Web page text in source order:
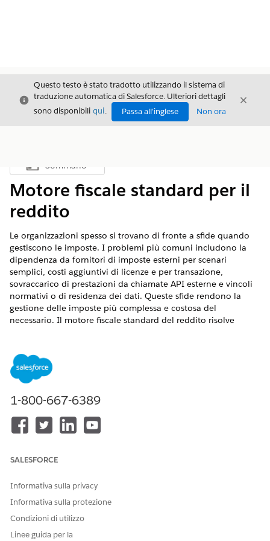
Chiudi
Questo testo è stato tradotto utilizzando il sistema di
traduzione automatica di Salesforce. Ulteriori dettagli
sono disponibili qui. Passa all'inglese Non ora
Chiudi
Mostra sommario
Sommario
Motore fiscale standard per il
reddito
Le organizzazioni spesso si trovano di fronte a sfide quando
gestiscono le imposte. I problemi più comuni includono la
dipendenza da fornitori di imposte esterni per scenari
semplici, costi aggiuntivi di licenze e per transazione,
sovraccarico di prestazioni da chiamate API esterne e vincoli
normativi o di residenza dei dati. Queste sfide rendono la
gestione delle imposte più complessa e costosa del
necessario. Il motore fiscale standard del reddito risolve
Gestendo internamente scenari fiscali semplici, le
organizzazioni possono semplificare i processi di
reddito.
VERSIONI (EDITION) RICHIESTE
Disponibile nelle versioni: Lightning Experience
DeveloperEdition con
Configurare alcune entità giuridiche per utilizzare il motore
fiscale standard per le aliquote fiscali semplici, mentre altre
utilizzano provider di imposte esterni per le giurisdizioni
1-800-667-6389
SALESFORCE
Informativa sulla privacy
Informativa sulla protezione
Condizioni di utilizzo
Linee guida per la